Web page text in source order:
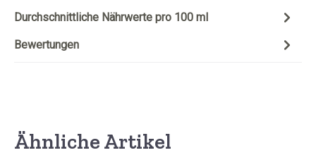
Durchschnittliche Nährwerte pro 100 ml
Bewertungen
Ähnliche Artikel